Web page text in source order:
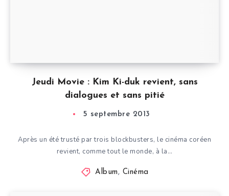
Jeudi Movie : Kim Ki-duk revient, sans
dialogues et sans pitié
5 septembre 2013
Après un été trusté par trois blockbusters, le cinéma coréen
revient, comme tout le monde, à la…
Album, Cinéma